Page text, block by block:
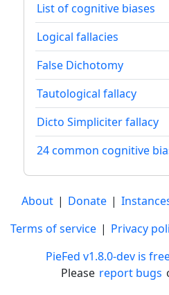
List of cognitive biases
Logical fallacies
False Dichotomy
Tautological fallacy
Dicto Simpliciter fallacy
24 common cognitive
About | Donate |
Terms of service | Privacy
PieFed v1.8.0-dev is
Please report bugs